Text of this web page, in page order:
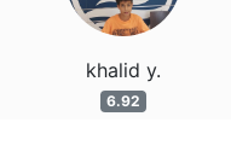
khalid y.
6.92